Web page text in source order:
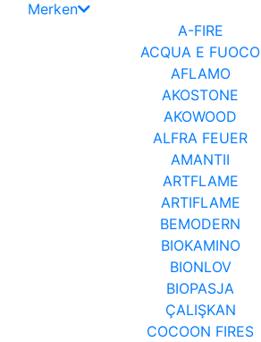
Merken
A-FIRE
ACQUA E FUOCO
AFLAMO
AKOSTONE
AKOWOOD
ALFRA FEUER
AMANTII
ARTFLAME
ARTIFLAME
BEMODERN
BIOKAMINO
BIONLOV
BIOPASJA
ÇALIŞKAN
COCOON FIRES